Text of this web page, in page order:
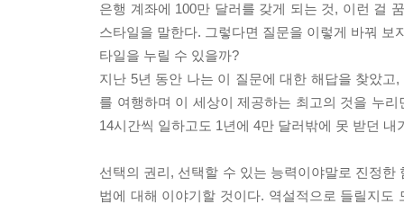
은행 계좌에 100만 달러를 갖게 되는 것, 이런 걸
스타일을 말한다. 그렇다면 질문을 이렇게 바꿔
타일을 누릴 수 있을까?
지난 5년 동안 나는 이 질문에 대한 해답을 찾았
를 여행하며 이 세상이 제공하는 최고의 것을 누
14시간씩 일하고도 1년에 4만 달러밖에 못 받던
선택의 권리, 선택할 수 있는 능력이야말로 진정
법에 대해 이야기할 것이다. 역설적으로 들릴지